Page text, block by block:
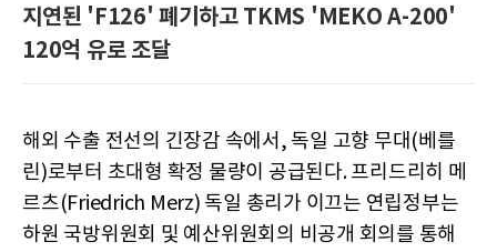
지연된 'F126' 폐기하고 TKMS 'MEKO A-200'
120억 유로 조달
해외 수출 전선의 긴장감 속에서, 독일 고향 무대(베를
린)로부터 초대형 확정 물량이 공급된다. 프리드리히 메
르츠(Friedrich Merz) 독일 총리가 이끄는 연립정부는
하원 국방위원회 및 예산위원회의 비공개 회의를 통해